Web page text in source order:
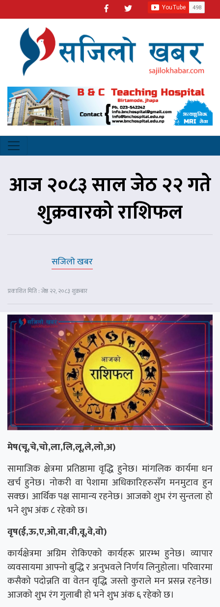
आज २०८३ साल जेठ २२ गते
शुक्रवारको राशिफल
सजिलो खबर
प्रकाशित मिति : जेष्ठ २२, २०८३ शुक्रबार
मेष(चू,चे,चो,ला,लि,लू,ले,लो,अ)
सामाजिक क्षेत्रमा प्रतिष्ठामा वृद्धि हुनेछ। मांगलिक कार्यमा धन
खर्च हुनेछ। नोकरी वा पेशामा अधिकारिहरुसँग मनमुटाव हुन
सक्छ। आर्थिक पक्ष सामान्य रहनेछ। आजको शुभ रंग सुन्तला हो
भने शुभ अंक ८ रहेको छ।
वृष(ई,ऊ,ए,ओ,वा,वी,वू,वे,वो)
कार्यक्षेत्रमा अग्रिम रोकिएको कार्यहरू प्रारम्भ हुनेछ। व्यापार
व्यवसायमा आफ्नो बुद्धि र अनुभवले निर्णय लिनुहोला। परिवारमा
कसैको पदोन्नति वा वेतन वृद्धि जस्तो कुराले मन प्रसन्न रहनेछ।
आजको शुभ रंग गुलाबी हो भने शुभ अंक ६ रहेको छ।